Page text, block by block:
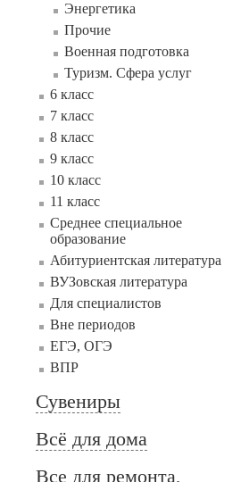
Энергетика
Прочие
Военная подготовка
Туризм. Сфера услуг
6 класс
7 класс
8 класс
9 класс
10 класс
11 класс
Среднее специальное
образование
Абитуриентская литература
ВУЗовская литература
Для специалистов
Вне периодов
ЕГЭ, ОГЭ
ВПР
Сувениры
Всё для дома
Все для ремонта,